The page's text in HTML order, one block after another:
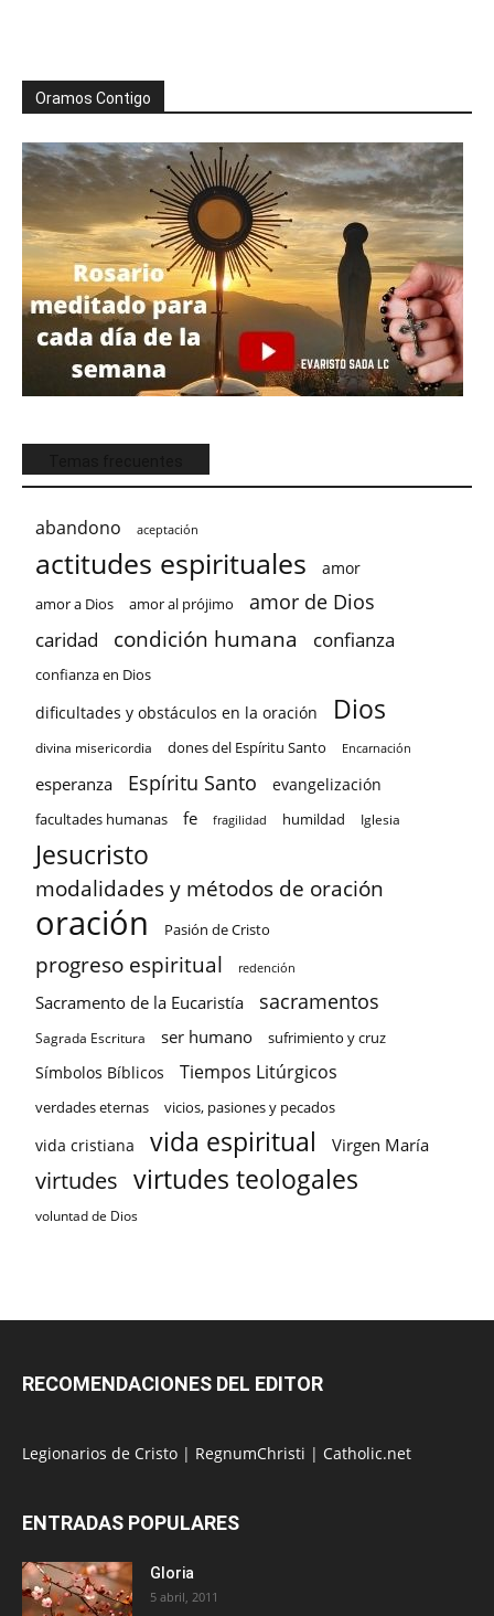
Oramos Contigo
abandono aceptación
actitudes espirituales amor
amor a Dios amor al prójimo amor de Dios
caridad condición humana confianza
confianza en Dios
dificultades y obstáculos en la oración Dios
divina misericordia dones del Espíritu Santo Encarnación
esperanza Espíritu Santo evangelización
facultades humanas fe fragilidad humildad Iglesia
Jesucristo
modalidades y métodos de oración
oración Pasión de Cristo
progreso espiritual redención
Sacramento de la Eucaristía sacramentos
Sagrada Escritura ser humano sufrimiento y cruz
Símbolos Bíblicos Tiempos Litúrgicos
verdades eternas vicios, pasiones y pecados
vida cristiana vida espiritual Virgen María
virtudes virtudes teologales
voluntad de Dios
RECOMENDACIONES DEL EDITOR
Legionarios de Cristo | RegnumChristi | Catholic.net
ENTRADAS POPULARES
Gloria
5 abril, 2011